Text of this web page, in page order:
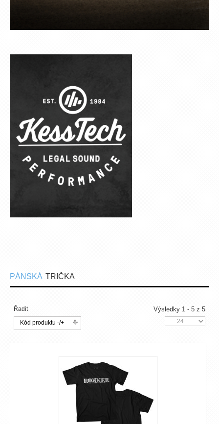
PÁNSKÁ TRIČKA
Řadit
Kód produktu -/+
Výsledky 1 - 5 z 5